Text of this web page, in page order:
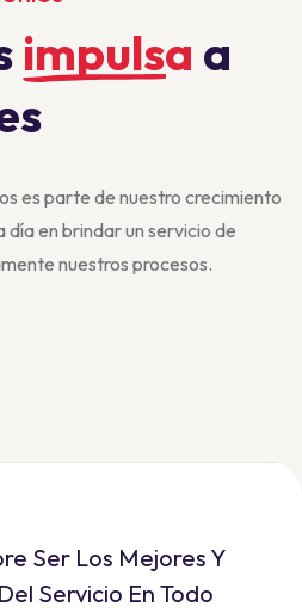
impulsa a
s
es parte de nuestro crecimiento
en brindar un servicio de
nuestros procesos.
Soporte . Me
Las Redes, Algo